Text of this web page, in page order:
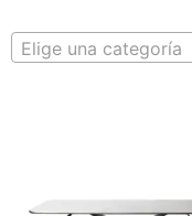
Elige una categoría